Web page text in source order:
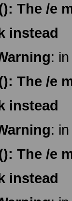
The /e
instead
:
The /e
instead
:
The /e
instead